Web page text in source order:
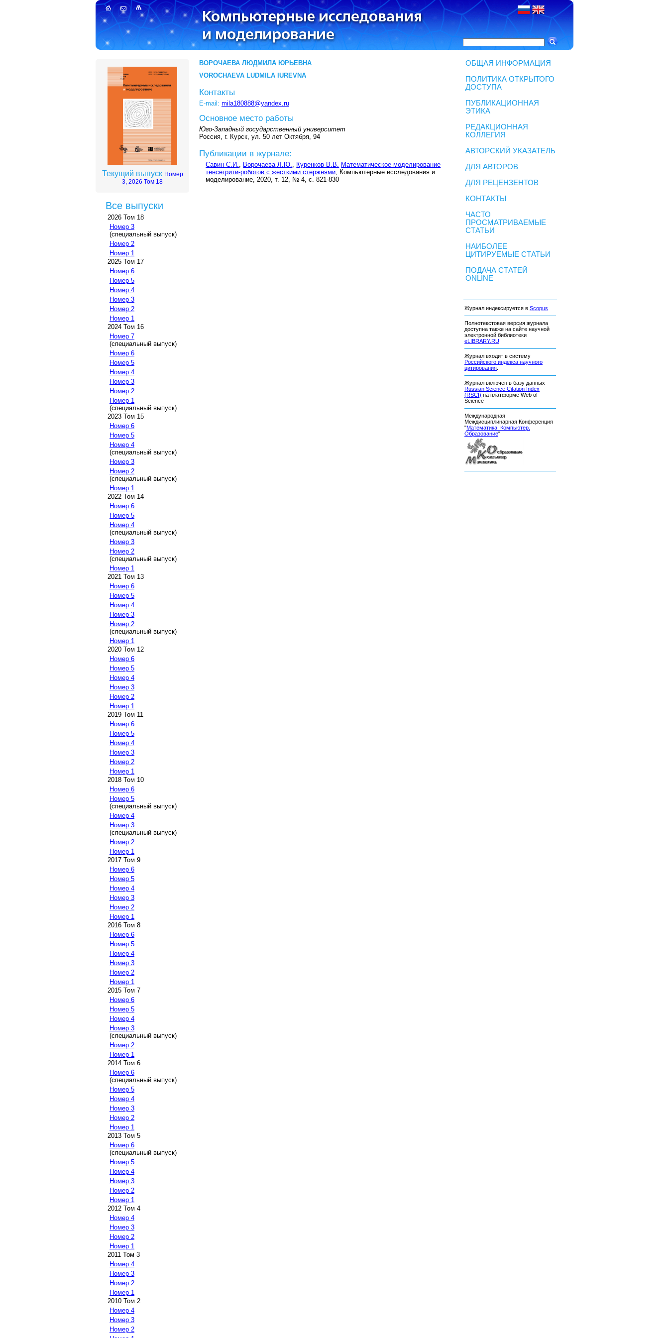
Текущий выпуск Номер
3, 2026 Том 18
Все выпуски
2026 Том 18
Номер 3
(специальный выпуск)
Номер 2
Номер 1
2025 Том 17
Номер 6
Номер 5
Номер 4
Номер 3
Номер 2
Номер 1
2024 Том 16
Номер 7
(специальный выпуск)
Номер 6
Номер 5
Номер 4
Номер 3
Номер 2
Номер 1
(специальный выпуск)
2023 Том 15
Номер 6
Номер 5
Номер 4
(специальный выпуск)
Номер 3
Номер 2
(специальный выпуск)
Номер 1
2022 Том 14
Номер 6
Номер 5
Номер 4
(специальный выпуск)
Номер 3
Номер 2
(специальный выпуск)
Номер 1
2021 Том 13
Номер 6
Номер 5
Номер 4
Номер 3
Номер 2
(специальный выпуск)
Номер 1
2020 Том 12
Номер 6
Номер 5
Номер 4
Номер 3
Номер 2
Номер 1
2019 Том 11
Номер 6
Номер 5
Номер 4
Номер 3
Номер 2
Номер 1
2018 Том 10
Номер 6
Номер 5
(специальный выпуск)
Номер 4
Номер 3
(специальный выпуск)
Номер 2
Номер 1
2017 Том 9
Номер 6
Номер 5
Номер 4
Номер 3
Номер 2
Номер 1
2016 Том 8
Номер 6
Номер 5
Номер 4
Номер 3
Номер 2
Номер 1
2015 Том 7
Номер 6
Номер 5
Номер 4
Номер 3
(специальный выпуск)
Номер 2
Номер 1
2014 Том 6
Номер 6
(специальный выпуск)
Номер 5
Номер 4
Номер 3
Номер 2
Номер 1
2013 Том 5
Номер 6
(специальный выпуск)
Номер 5
Номер 4
Номер 3
Номер 2
Номер 1
2012 Том 4
Номер 4
Номер 3
Номер 2
Номер 1
2011 Том 3
Номер 4
Номер 3
Номер 2
Номер 1
2010 Том 2
Номер 4
Номер 3
Номер 2
ВОРОЧАЕВА ЛЮДМИЛА ЮРЬЕВНА
VOROCHAEVA LUDMILA IUREVNA
Контакты
E-mail: mila180888@yandex.ru
Основное место работы
Юго-Западный государственный университет
Россия, г. Курск, ул. 50 лет Октября, 94
Публикации в журнале:
Савин С.И., Ворочаева Л.Ю., Куренков В.В. Математическое моделирование
тенсегрити-роботов с жесткими стержнями, Компьютерные исследования и
моделирование, 2020, т. 12, № 4, с. 821-830
ОБЩАЯ ИНФОРМАЦИЯ
ПОЛИТИКА ОТКРЫТОГО
ДОСТУПА
ПУБЛИКАЦИОННАЯ
ЭТИКА
РЕДАКЦИОННАЯ
КОЛЛЕГИЯ
АВТОРСКИЙ УКАЗАТЕЛЬ
ДЛЯ АВТОРОВ
ДЛЯ РЕЦЕНЗЕНТОВ
КОНТАКТЫ
ЧАСТО
ПРОСМАТРИВАЕМЫЕ
СТАТЬИ
НАИБОЛЕЕ
ЦИТИРУЕМЫЕ СТАТЬИ
ПОДАЧА СТАТЕЙ
ONLINE
Журнал индексируется в Scopus
Полнотекстовая версия журнала
доступна также на сайте научной
электронной библиотеки
eLIBRARY.RU
Журнал входит в систему
Российского индекса научного
цитирования
Журнал включен в базу данных
Russian Science Citation Index
(RSCI) на платформе Web of
Science
Международная
Междисциплинарная Конференция
"Математика. Компьютер.
Образование"